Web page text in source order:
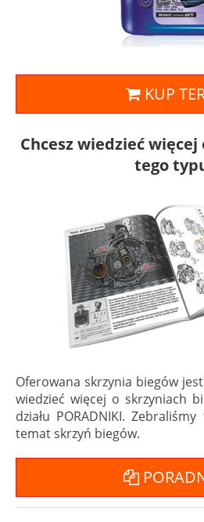
KUP
Chcesz wiedzieć
tego
Oferowana skrzynia biegów
wiedzieć więcej o skrzyniach
działu PORADNIKI.
temat skrzyń biegów.